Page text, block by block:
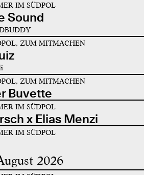
IM SÜDPOL
Sound
ZUM MITMACHEN
ZUM MITMACHEN
Buvette
IM SÜDPOL
x Elias Menzi
IM SÜDPOL
2026